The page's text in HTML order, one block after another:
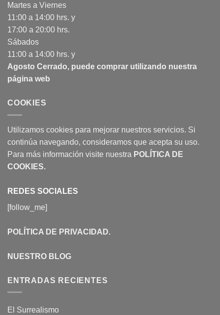
Martes a Viernes
11:00 a 14:00 hrs. y
17:00 a 20:00 hrs.
Sábados
11:00 a 14:00 hrs. y
Agosto Cerrado, puede comprar utilizando nuestra
página web
COOKIES
Utilizamos cookies para mejorar nuestros servicios. Si
continúa navegando, consideramos que acepta su uso.
Para más información visite nuestra POLÍTICA DE
COOKIES.
REDES SOCIALES
[follow_me]
POLÍTICA DE PRIVACIDAD.
NUESTRO BLOG
ENTRADAS RECIENTES
El Surrealismo